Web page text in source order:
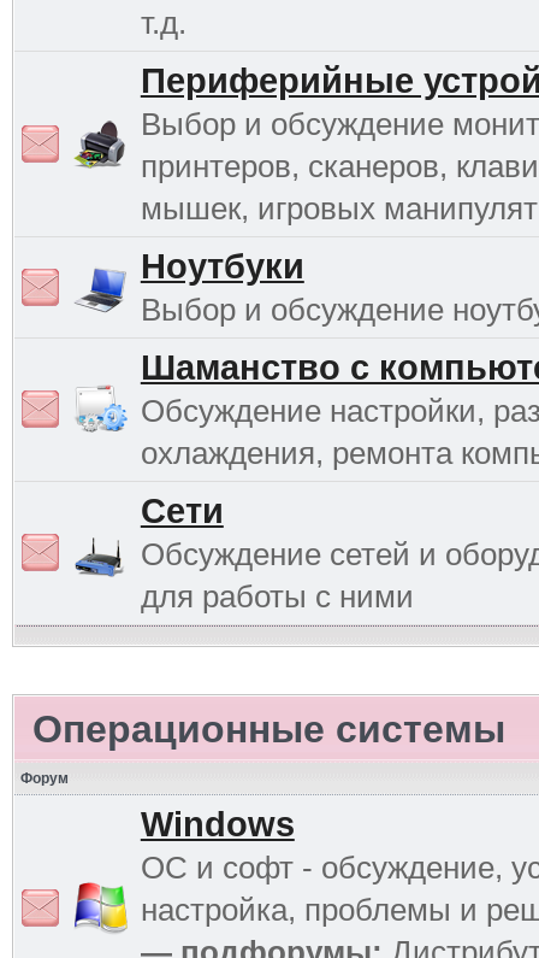
т.д.
Периферийные
Выбор и обсуждение
принтеров, сканеров,
мышек, игровых
Ноутбуки
Выбор и обсуждение
Шаманство с
Обсуждение настройки,
охлаждения, ремонта
Сети
Обсуждение сетей и
для работы с ними
Операционные системы
Форум
Windows
ОС и софт - обсуждение,
настройка, проблемы и